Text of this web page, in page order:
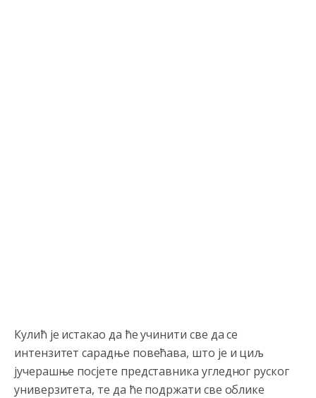
Кулић је истакао да ће учинити све да се
интензитет сарадње повећава, што је и циљ
јучерашње посјете представника угледног руског
универзитета, те да ће подржати све облике
Анонимно2807895 8/6/2026 12:16
Dobro zboris 791,ovaj721 dok nije bilo interneta,samo
mu je porodica znala da je glup!